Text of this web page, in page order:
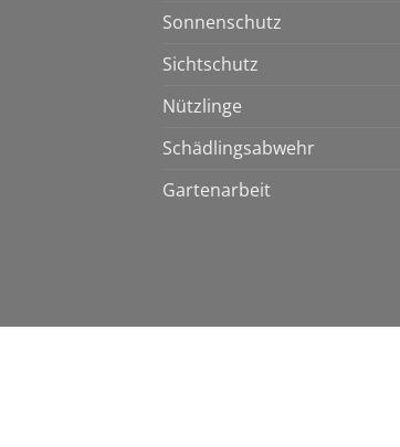
Sonnenschutz
Sichtschutz
Nützlinge
Schädlingsabwehr
Gartenarbeit